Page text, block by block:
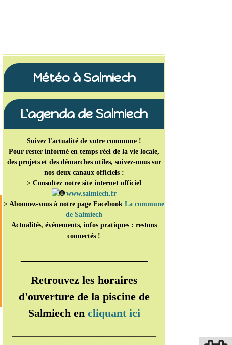
Météo à Salmiech
L'agenda de Salmiech
Suivez l'actualité de votre commune !
Pour rester informé en temps réel de la vie locale,
des projets et des démarches utiles, suivez-nous sur
nos deux canaux officiels :
> Consultez notre site internet officiel
www.salmiech.fr
> Abonnez-vous à notre page Facebook La commune
de Salmiech
Actualités, événements, infos pratiques : restons
connectés !
Retrouvez les horaires
d'ouverture de la piscine de
Salmiech en cliquant ici